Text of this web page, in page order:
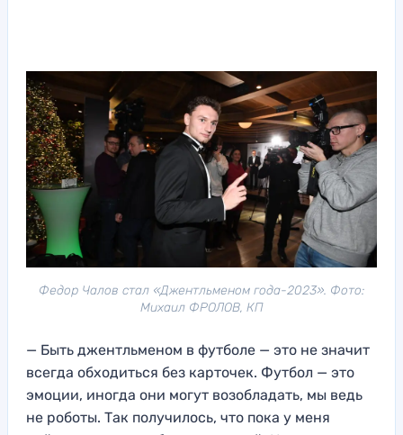
Федор Чалов стал «Джентльменом года-2023». Фото:
Михаил ФРОЛОВ, КП
— Быть джентльменом в футболе — это не значит
всегда обходиться без карточек. Футбол — это
эмоции, иногда они могут возобладать, мы ведь
не роботы. Так получилось, что пока у меня